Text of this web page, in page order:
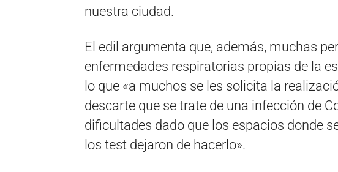
nuestra ciudad.
El edil argumenta que, además, muchas
enfermedades respiratorias propias de la
lo que «a muchos se les solicita la
descarte que se trate de una infección de
dificultades dado que los espacios donde
los test dejaron de hacerlo».